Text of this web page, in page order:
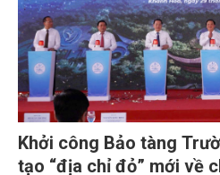
Khởi công Bảo tàng
tạo “địa chỉ đỏ” mới về